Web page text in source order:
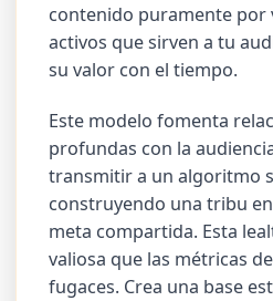
contenido puramente por
activos que sirven a tu
su valor con el tiempo.
Este modelo fomenta
profundas con la
transmitir a un algoritmo
construyendo una tribu
meta compartida. Esta
valiosa que las métricas
fugaces. Crea una base